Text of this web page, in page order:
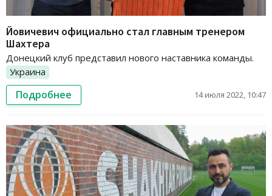
Йовичевич официально стал главным тренером
Шахтера
Донецкий клуб представил нового наставника команды.
Украина
Подробнее 14 июля 2022, 10:47